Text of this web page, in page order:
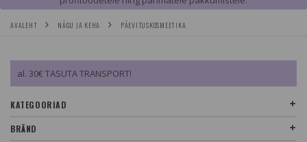
AVALEHT NÄGU JA KEHA PÄEVITUSKOSMEETIKA
al. 30€ TASUTA TRANSPORT!
KATEGOORIAD
BRÄND